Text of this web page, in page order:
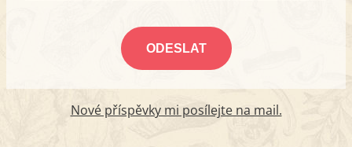
Nové příspěvky mi posílejte na mail.